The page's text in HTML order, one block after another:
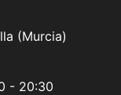
(Murcia)
- 20:30